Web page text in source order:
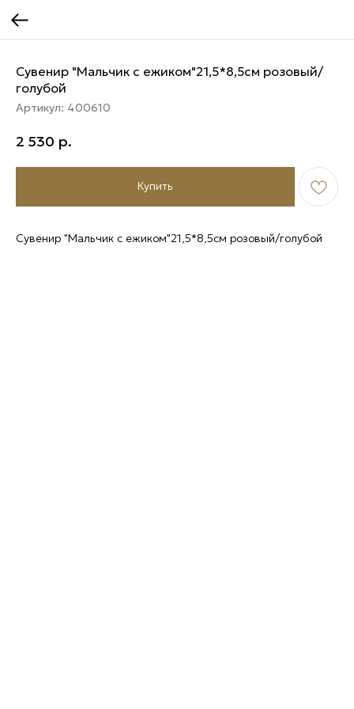
Сувенир "Мальчик с ежиком"21,5*8,5см розовый/
голубой
Артикул: 400610
2 530 р.
Купить
Сувенир "Мальчик с ежиком"21,5*8,5см розовый/голубой